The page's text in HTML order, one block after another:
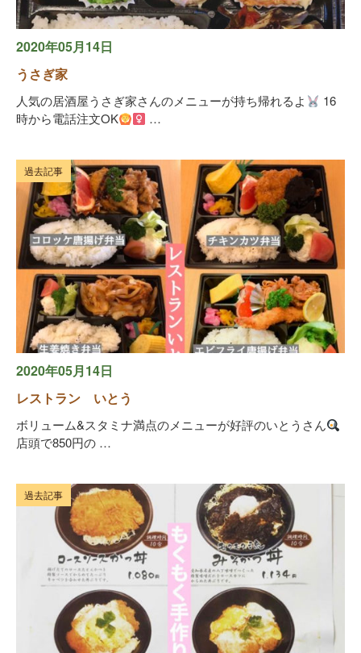
2020年05月14日
うさぎ家
人気の居酒屋うさぎ家さんのメニューが持ち帰れるよ
16
時から電話注文OK
…
過去記事
2020年05月14日
レストラン いとう
ボリューム&スタミナ満点のメニューが好評のいとうさん
店頭で850円の …
過去記事